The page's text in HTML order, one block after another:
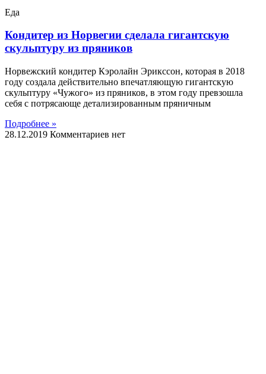
Еда
Кондитер из Норвегии сделала гигантскую
скульптуру из пряников
Норвежский кондитер Кэролайн Эрикссон, которая в 2018
году создала действительно впечатляющую гигантскую
скульптуру «Чужого» из пряников, в этом году превзошла
себя с потрясающе детализированным пряничным
Подробнее »
28.12.2019 Комментариев нет